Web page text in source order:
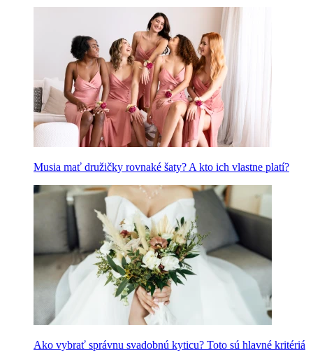
Musia mať družičky rovnaké šaty? A kto ich vlastne platí?
Ako vybrať správnu svadobnú kyticu? Toto sú hlavné kritériá